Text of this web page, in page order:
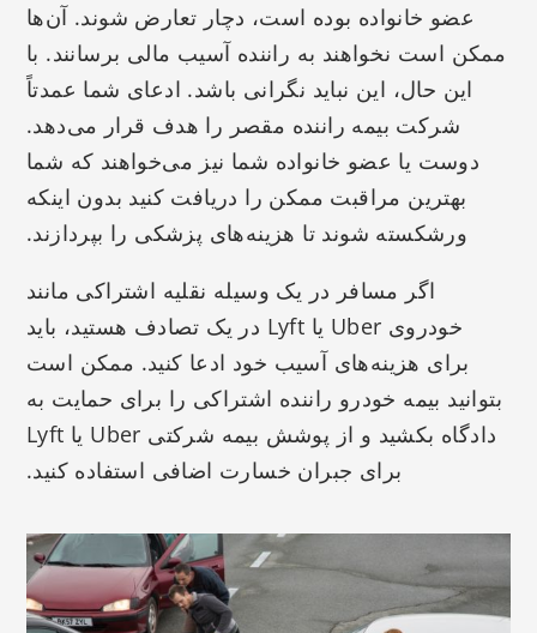
عضو خانواده بوده است، دچار تعارض شوند. آن‌ها
ممکن است نخواهند به راننده آسیب مالی برسانند. با
این حال، این نباید نگرانی باشد. ادعای شما عمدتاً
شرکت بیمه راننده مقصر را هدف قرار می‌دهد.
دوست یا عضو خانواده شما نیز می‌خواهند که شما
بهترین مراقبت ممکن را دریافت کنید بدون اینکه
ورشکسته شوند تا هزینه‌های پزشکی را بپردازند.
اگر مسافر در یک وسیله نقلیه اشتراکی مانند
خودروی Uber یا Lyft در یک تصادف هستید، باید
برای هزینه‌های آسیب خود ادعا کنید. ممکن است
بتوانید بیمه خودرو راننده اشتراکی را برای حمایت به
دادگاه بکشید و از پوشش بیمه شرکتی Uber یا Lyft
برای جبران خسارت اضافی استفاده کنید.